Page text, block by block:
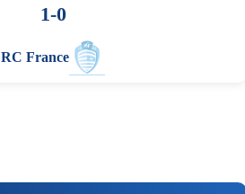
1-0
RC France